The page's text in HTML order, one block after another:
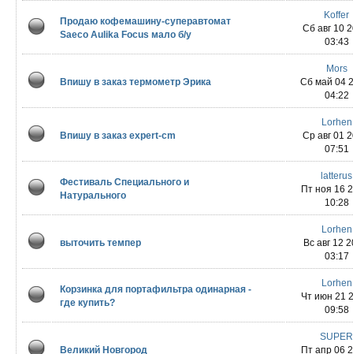
Продаю кофемашину-суперавтомат
Saeco Aulika Focus мало б/у
Koffer
Сб авг 10
03:43
Впишу в заказ термометр Эрика
Mors
Сб май 04
04:22
Впишу в заказ expert-cm
Lorhen
Ср авг 01
07:51
Фестиваль Специального и
Натурального
latterus
Пт ноя 16
10:28
выточить темпер
Lorhen
Вс авг 12
03:17
Корзинка для портафильтра одинарная -
где купить?
Lorhen
Чт июн 21
09:58
Великий Новгород
SUPER
Пт апр 06